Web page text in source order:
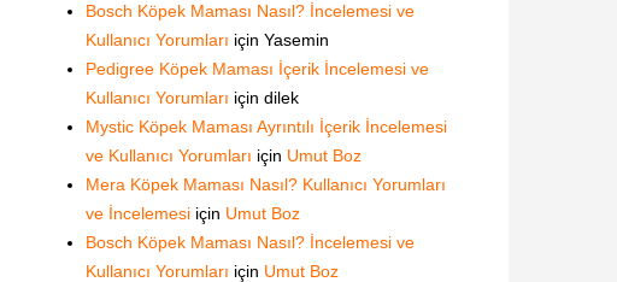
Bosch Köpek Maması Nasıl? İncelemesi ve
Kullanıcı Yorumları için Yasemin
Pedigree Köpek Maması İçerik İncelemesi ve
Kullanıcı Yorumları için dilek
Mystic Köpek Maması Ayrıntılı İçerik İncelemesi
ve Kullanıcı Yorumları için Umut Boz
Mera Köpek Maması Nasıl? Kullanıcı Yorumları
ve İncelemesi için Umut Boz
Bosch Köpek Maması Nasıl? İncelemesi ve
Kullanıcı Yorumları için Umut Boz